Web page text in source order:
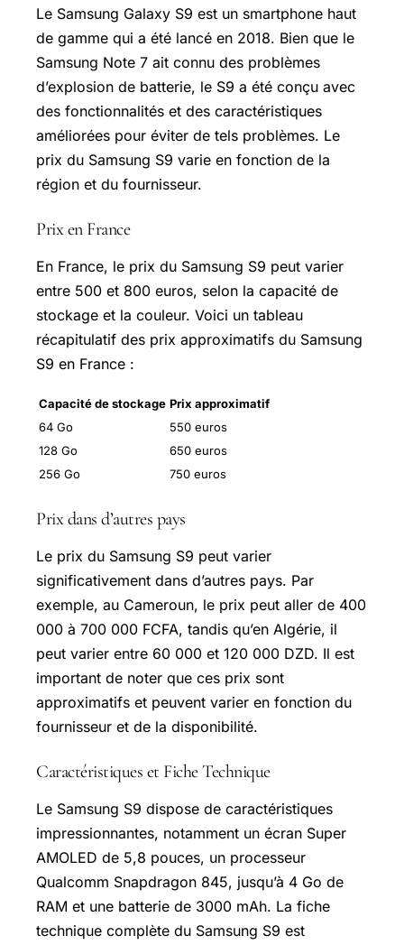
Le Samsung Galaxy S9 est un smartphone haut
de gamme qui a été lancé en 2018. Bien que le
Samsung Note 7 ait connu des problèmes
d’explosion de batterie, le S9 a été conçu avec
des fonctionnalités et des caractéristiques
améliorées pour éviter de tels problèmes. Le
prix du Samsung S9 varie en fonction de la
région et du fournisseur.
Prix en France
En France, le prix du Samsung S9 peut varier
entre 500 et 800 euros, selon la capacité de
stockage et la couleur. Voici un tableau
récapitulatif des prix approximatifs du Samsung
S9 en France :
Capacité de stockage Prix approximatif
64 Go
550 euros
128 Go
650 euros
256 Go
750 euros
Prix dans d’autres pays
Le prix du Samsung S9 peut varier
significativement dans d’autres pays. Par
exemple, au Cameroun, le prix peut aller de 400
000 à 700 000 FCFA, tandis qu’en Algérie, il
peut varier entre 60 000 et 120 000 DZD. Il est
important de noter que ces prix sont
approximatifs et peuvent varier en fonction du
fournisseur et de la disponibilité.
Caractéristiques et Fiche Technique
Le Samsung S9 dispose de caractéristiques
impressionnantes, notamment un écran Super
AMOLED de 5,8 pouces, un processeur
Qualcomm Snapdragon 845, jusqu’à 4 Go de
RAM et une batterie de 3000 mAh. La fiche
technique complète du Samsung S9 est